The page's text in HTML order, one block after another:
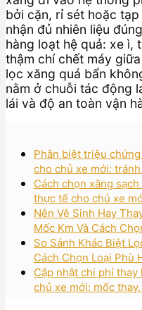
bởi cặn, rỉ sét hoặc
nhận đủ nhiên liệu
hàng loạt hệ quả: xe ì,
thậm chí chết máy
lọc xăng quá bẩn
nằm ở chuỗi tác động
lái và độ an toàn vận
Phân biệt triệu
cho chủ xe mới:
Cách chọn xăng
thực tế cho chủ xe
Nên Vệ Sinh Hay
Mốc Km Và Cách
So Sánh Khác Biệt
Cách Chọn Loại Phù
Cập nhật chi phí
chủ xe mới: mốc